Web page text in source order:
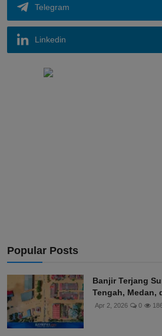
Telegram
Linkedin
Popular Posts
Banjir Terjang
Tengah, Medan,
Apr 2, 2026 0